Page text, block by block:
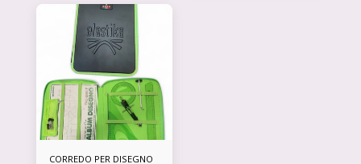
CORREDO PER DISEGNO